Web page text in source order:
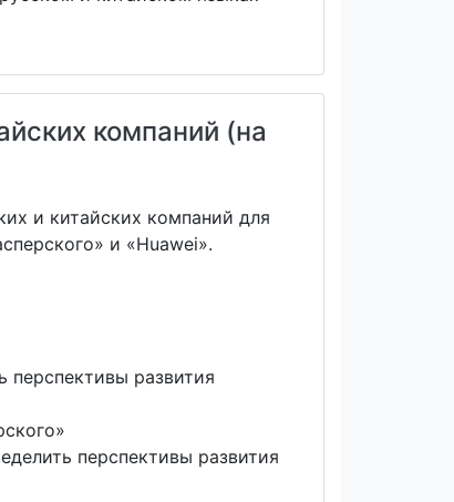
компаний (на
и китайских компаний для
и «Huawei».
перспективы развития
перспективы развития